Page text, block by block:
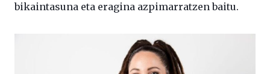
bikaintasuna eta eragina azpimarratzen baitu.